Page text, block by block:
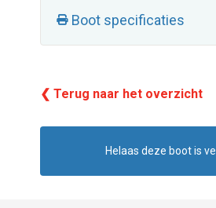
Boot specificaties
❮ Terug naar het overzicht
Helaas deze boot is